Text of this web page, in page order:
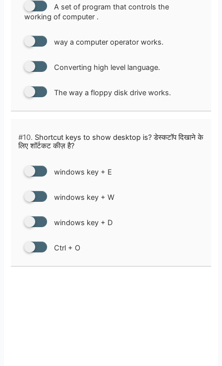
A set of program that controls the
working of computer .
way a computer operator works.
Converting high level language.
The way a floppy disk drive works.
#10. Shortcut keys to show desktop is? डेस्कटॉप दिखाने के
लिए शॉर्टकट कीज़ है?
windows key + E
windows key + W
windows key + D
Ctrl + O